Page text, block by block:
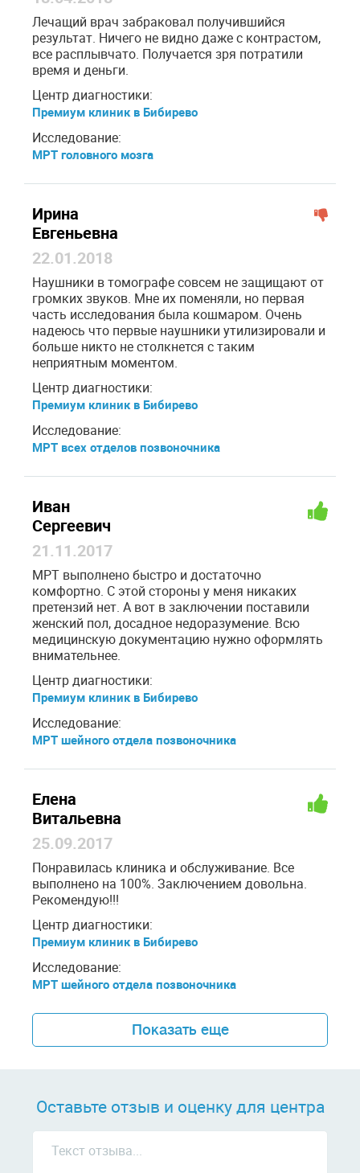
Лечащий врач забраковал получившийся
результат. Ничего не видно даже с контрастом,
все расплывчато. Получается зря потратили
время и деньги.
Центр диагностики:
Премиум клиник в Бибирево
Исследование:
МРТ головного мозга
Ирина
Евгеньевна
22.01.2018
Наушники в томографе совсем не защищают от
громких звуков. Мне их поменяли, но первая
часть исследования была кошмаром. Очень
надеюсь что первые наушники утилизировали и
больше никто не столкнется с таким
неприятным моментом.
Центр диагностики:
Премиум клиник в Бибирево
Исследование:
МРТ всех отделов позвоночника
Иван
Сергеевич
21.11.2017
МРТ выполнено быстро и достаточно
комфортно. С этой стороны у меня никаких
претензий нет. А вот в заключении поставили
женский пол, досадное недоразумение. Всю
медицинскую документацию нужно оформлять
внимательнее.
Центр диагностики:
Премиум клиник в Бибирево
Исследование:
МРТ шейного отдела позвоночника
Елена
Витальевна
25.09.2017
Понравилась клиника и обслуживание. Все
выполнено на 100%. Заключением довольна.
Рекомендую!!!
Центр диагностики:
Премиум клиник в Бибирево
Исследование:
МРТ шейного отдела позвоночника
Показать еще
Оставьте отзыв и оценку для центра